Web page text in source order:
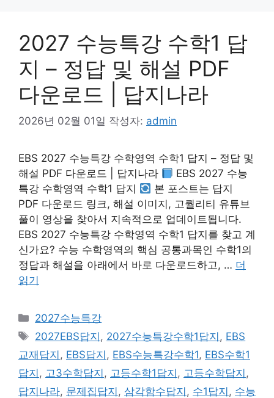
2027 수능특강 수학1 답
지 – 정답 및 해설 PDF
다운로드 | 답지나라
2026년 02월 01일 작성자: admin
EBS 2027 수능특강 수학영역 수학1 답지 – 정답 및
해설 PDF 다운로드 | 답지나라
EBS 2027 수능
특강 수학영역 수학1 답지
본 포스트는 답지
PDF 다운로드 링크, 해설 이미지, 고퀄리티 유튜브
풀이 영상을 찾아서 지속적으로 업데이트됩니다.
EBS 2027 수능특강 수학영역 수학1 답지를 찾고 계
신가요? 수능 수학영역의 핵심 공통과목인 수학1의
정답과 해설을 아래에서 바로 다운로드하고, … 더
읽기
카
테
리
2027수능특강
태
그
2027EBS답지 , 2027수능특강수학1답지 , EBS
교재답지 , EBS답지 , EBS수능특강수학1, EBS수학1
답지 , 고3수학답지 , 고등수학1답지 , 고등수학답지 ,
답지나라, 문제집답지 , 삼각함수답지 , 수1답지 , 수능